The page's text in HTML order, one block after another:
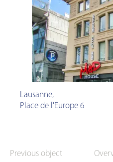
Lausanne,
Place de l'Europe 6
Previous object